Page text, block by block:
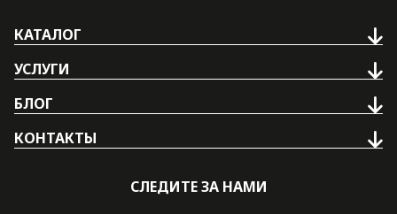
КАТАЛОГ
УСЛУГИ
БЛОГ
КОНТАКТЫ
СЛЕДИТЕ ЗА НАМИ